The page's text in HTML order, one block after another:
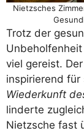
Nietzsches
Trotz der
viel gereist.
inspirierend für
Wiederkunft
linderte
Nietzsche fast